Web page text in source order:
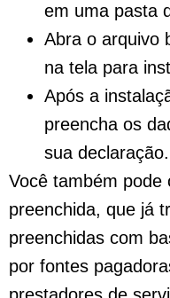
em uma pasta
Abra o arquivo
na tela para
Após a
preencha os
sua declaração.
Você também pode
preenchida, que já
preenchidas com
por fontes